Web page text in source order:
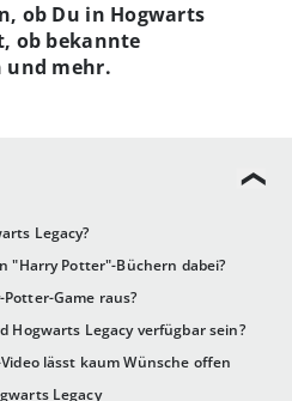
Legacy?
"Harry Potter"-Büchern dabei?
Game raus?
Hogwarts Legacy verfügbar sein?
lässt kaum Wünsche offen
Legacy
ob Du in Hogwarts
ob bekannte
und mehr.